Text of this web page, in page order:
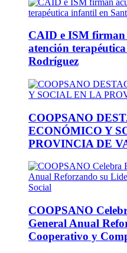
CAID e ISM firman
atención
Rodríguez
COOPSANO
ECONÓMICO Y
PROVINCIA DE
COOPSANO
General Anual
Cooperativo y